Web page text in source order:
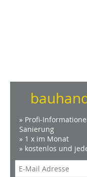
» Profi-
Sanierung
» 1 x im Monat
» kostenlos und